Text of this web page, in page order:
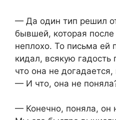
— Да один тип решил
бывшей, которая
неплохо. То письма ей
кидал, всякую
что она не догадается,
— И что, она не
— Конечно, поняла, он